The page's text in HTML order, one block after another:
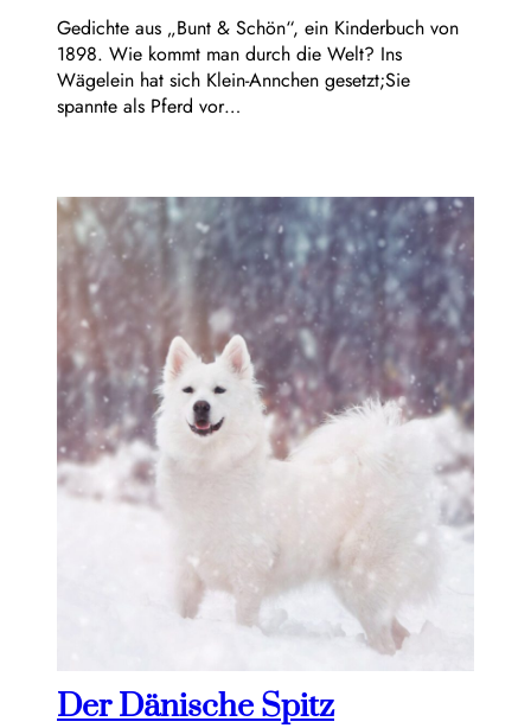
Gedichte aus „Bunt & Schön“, ein Kinderbuch von
1898. Wie kommt man durch die Welt? Ins
Wägelein hat sich Klein-Annchen gesetzt;Sie
spannte als Pferd vor…
Der Dänische Spitz